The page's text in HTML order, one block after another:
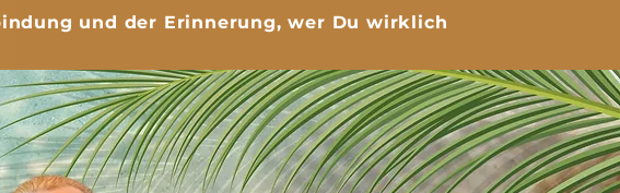
und der Erinnerung, wer Du wirklich